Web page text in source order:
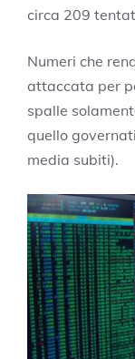
circa 209
Numeri che
attaccata per
spalle
quello
media subiti).